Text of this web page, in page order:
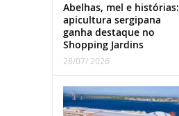
Abelhas, mel e histórias:
apicultura sergipana
ganha destaque no
Shopping Jardins
28/07/ 2026